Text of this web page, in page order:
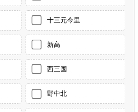
十三元今里
新高
西三国
野中北